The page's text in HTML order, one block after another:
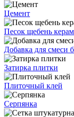
Цемент
Песок щебень
Добавка для смеси
Затирка плитки
Плиточный клей
Серпянка